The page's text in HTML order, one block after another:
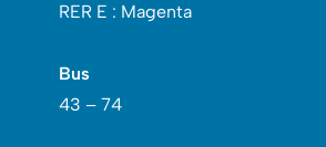
RER E : Magenta
Bus
43 – 74